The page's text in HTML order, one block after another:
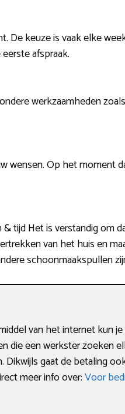
De keuze is vaak elke
afspraak.
werkzaamheden
wensen. Op het moment
tijd Het is verstandig om
van het huis en
schoonmaakspullen
van het internet kun
een werkster zoeken
Dikwijls gaat de betaling
meer info over:Voor